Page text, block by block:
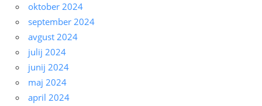
oktober 2024
september 2024
avgust 2024
julij 2024
junij 2024
maj 2024
april 2024